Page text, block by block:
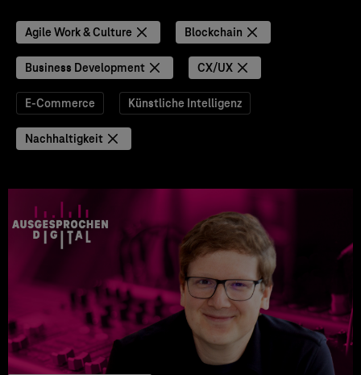
Agile Work & Culture Blockchain
Business Development CX/UX
E-Commerce Künstliche Intelligenz
Nachhaltigkeit